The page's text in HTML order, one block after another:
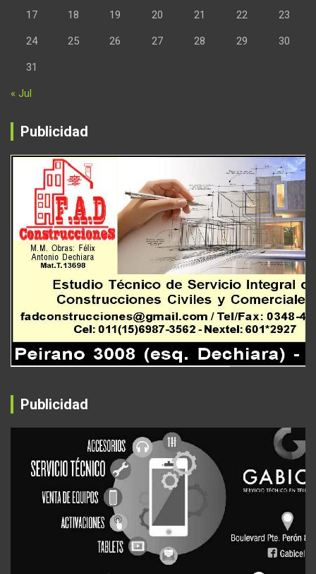
17 18 19 20 21 22 23
24 25 26 27 28 29 30
31
« Jul
Publicidad
Publicidad